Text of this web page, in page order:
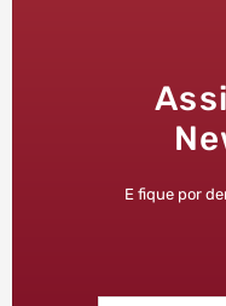
E fique por